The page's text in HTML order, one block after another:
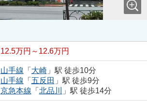
12.5万円～12.6万円
山手線 「 大崎」駅 徒歩10分
山手線 「 五反田 」駅 徒歩9分
京急本線 「 北品川 」駅 徒歩14分